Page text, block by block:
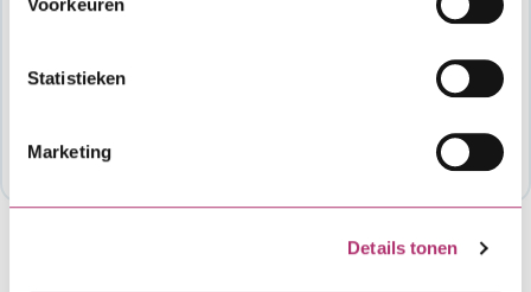
Statistieken
Marketing
Details tonen
of als je wil weten hoeveel budget er nog
contact op met de organisatie die de regeling
mogelijk maakt. Meestal is dat je gemeente of
provincie: Energieloket gemeente Barneveld,
(0342) 495450, energieloket@barneveld.nl..